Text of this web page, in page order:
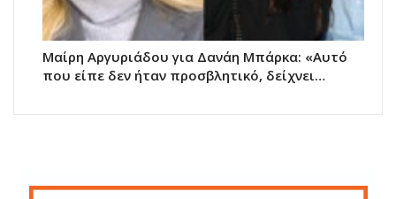
Μαίρη Αργυριάδου για Δανάη Μπάρκα: «Αυτό
που είπε δεν ήταν προσβλητικό, δείχνει…